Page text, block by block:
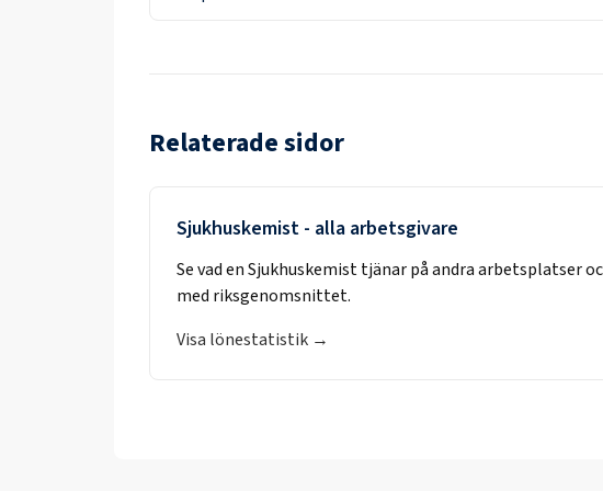
Relaterade sidor
Sjukhuskemist - alla arbetsgivare
Se vad enSjukhuskemisttjänar på andra arbetsplatser
med riksgenomsnittet.
Visa lönestatistik →